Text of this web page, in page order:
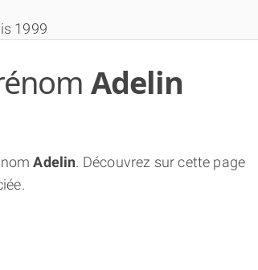
1999
Adelin
Adelin. Découvrez sur cette page